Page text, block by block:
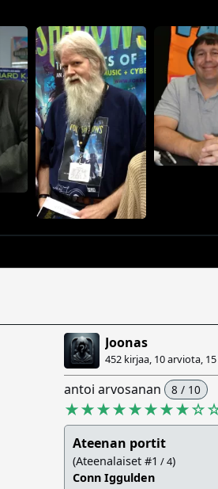
Joonas
452 kirjaa, 10 arviota,
antoi arvosanan 8 / 10
★★★★★★★★☆
Ateenan portit
(Ateenalaiset #1 / 4)
Conn Iggulden